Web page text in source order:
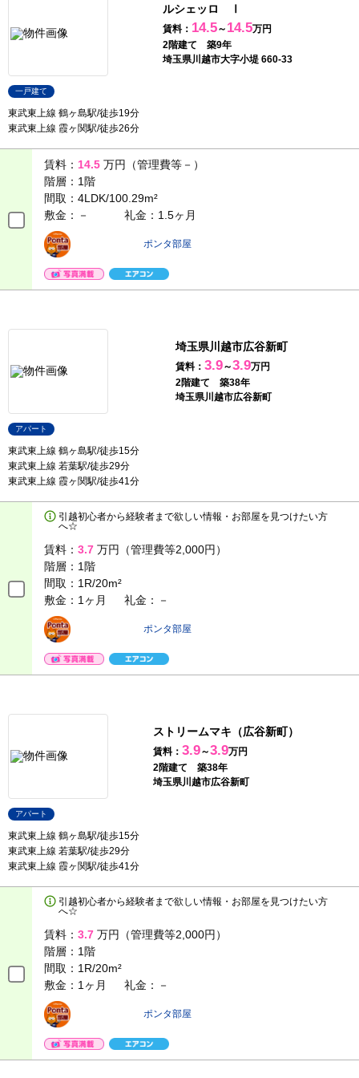
ルシェッロ Ⅰ
賃料： 14.5～ 14.5万円
2階建て 築9年
埼玉県川越市大字小堤 660-33
一戸建て
東武東上線 鶴ヶ島駅/徒歩19分
東武東上線 霞ヶ関駅/徒歩26分
賃料： 14.5 万円（管理費等－）
階層： 1階
間取： 4LDK/100.29m²
敷金：－
礼金：1.5ヶ月
ポンタ部屋
埼玉県川越市広谷新町
賃料： 3.9～3.9万円
2階建て 築38年
埼玉県川越市広谷新町
アパート
東武東上線 鶴ヶ島駅/徒歩15分
東武東上線 若葉駅/徒歩29分
東武東上線 霞ヶ関駅/徒歩41分
引越初心者から経験者まで欲しい情報・お部屋を見つけたい方
へ☆
賃料： 3.7 万円（管理費等2,000円）
階層： 1階
間取： 1R/20m²
敷金：1ヶ月
礼金：－
ポンタ部屋
ストリームマキ（広谷新町）
賃料： 3.9～3.9万円
2階建て 築38年
埼玉県川越市広谷新町
アパート
東武東上線 鶴ヶ島駅/徒歩15分
東武東上線 若葉駅/徒歩29分
東武東上線 霞ヶ関駅/徒歩41分
引越初心者から経験者まで欲しい情報・お部屋を見つけたい方
へ☆
賃料： 3.7 万円（管理費等2,000円）
階層： 1階
間取： 1R/20m²
敷金：1ヶ月
礼金：－
ポンタ部屋